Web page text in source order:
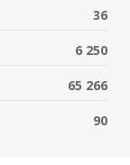
36
6 250
65 266
90